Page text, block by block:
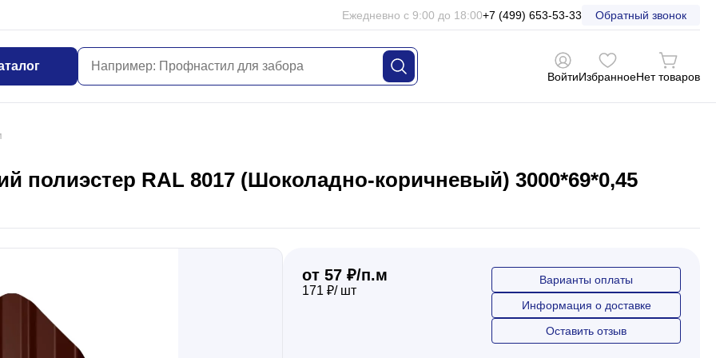
Ежедневно с 9:00 до 18:00+7 (499) 653-53-33 Обратный звонок
ВойтиИзбранноеНет товаров
полиэстер RAL 8017 (Шоколадно-коричневый) 3000*69*0,45
от 57 ₽/п.м
171 ₽/ шт
Варианты оплаты
Информация о доставке
Оставить отзыв